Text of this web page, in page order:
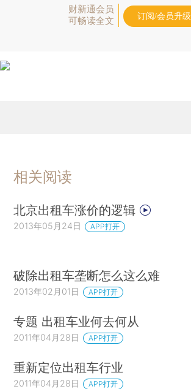
财新通会员
可畅读全文
订阅/会员升级
相关阅读
北京出租车涨价的逻辑
2013年05月24日 APP打开
破除出租车垄断怎么这么难
2013年02月01日 APP打开
专题 出租车业何去何从
2011年04月28日 APP打开
重新定位出租车行业
2011年04月28日 APP打开